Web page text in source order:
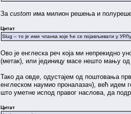
За custom има милион решења и
Цитат
Slug – то је име чланка које ће се појављивати у
Ово је енглеска реч која ми непрекидно
(метак), или јединицу масе нешто мању
Тако да овде, одустајем од поштовања
енглеском наумио проналазач), већ идем
што уметне испод правог наслова, да
Цитат